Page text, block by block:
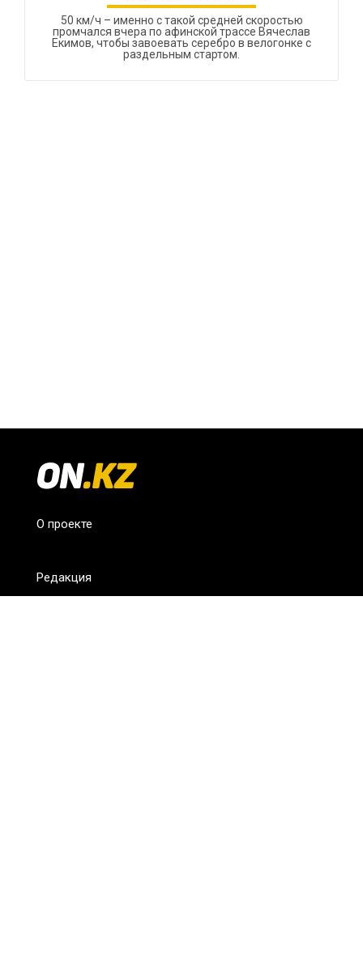
50 км/ч – именно с такой средней скоростью
промчался вчера по афинской трассе Вячеслав
Екимов, чтобы завоевать серебро в велогонке с
раздельным стартом.
О проекте
Редакция